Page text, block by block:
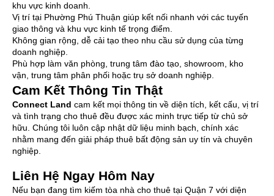
khu vực kinh doanh.
Vị trí tại Phường Phú Thuận giúp kết nối nhanh với các tuyến
giao thông và khu vực kinh tế trọng điểm.
Không gian rộng, dễ cải tạo theo nhu cầu sử dụng của từng
doanh nghiệp.
Phù hợp làm văn phòng, trung tâm đào tạo, showroom, kho
vận, trung tâm phân phối hoặc trụ sở doanh nghiệp.
Cam Kết Thông Tin Thật
Connect Land cam kết mọi thông tin về diện tích, kết cấu, vị trí
và tình trạng cho thuê đều được xác minh trực tiếp từ chủ sở
hữu. Chúng tôi luôn cập nhật dữ liệu minh bạch, chính xác
nhằm mang đến giải pháp thuê bất động sản uy tín và chuyên
nghiệp.
Liên Hệ Ngay Hôm Nay
Nếu bạn đang tìm kiếm tòa nhà cho thuê tại Quận 7 với diện